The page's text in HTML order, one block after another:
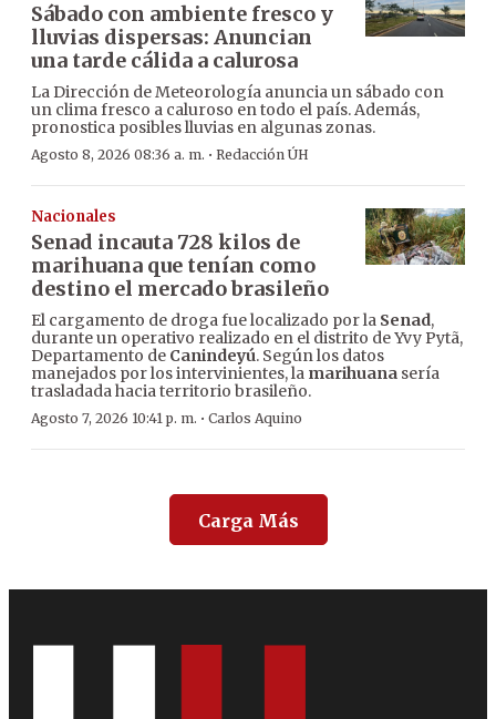
Sábado con ambiente fresco y
lluvias dispersas: Anuncian
una tarde cálida a calurosa
La Dirección de Meteorología anuncia un sábado con
un clima fresco a caluroso en todo el país. Además,
pronostica posibles lluvias en algunas zonas.
Agosto 8, 2026 08:36 a. m. · Redacción ÚH
Nacionales
Senad incauta 728 kilos de
marihuana que tenían como
destino el mercado brasileño
El cargamento de droga fue localizado por la Senad,
durante un operativo realizado en el distrito de Yvy Pytã,
Departamento de Canindeyú. Según los datos
manejados por los intervinientes, la marihuana sería
trasladada hacia territorio brasileño.
Agosto 7, 2026 10:41 p. m. · Carlos Aquino
Carga Más